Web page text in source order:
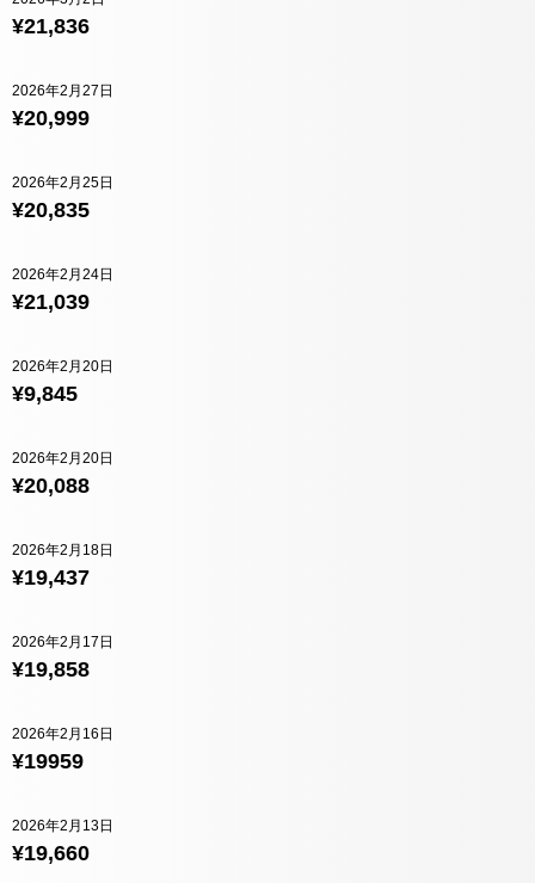
¥21,836
¥20,999
2026年2月27日
¥20,835
2026年2月25日
¥21,039
2026年2月24日
¥9,845
2026年2月20日
¥20,088
2026年2月20日
¥19,437
2026年2月18日
¥19,858
2026年2月17日
¥19959
2026年2月16日
¥19,660
2026年2月13日